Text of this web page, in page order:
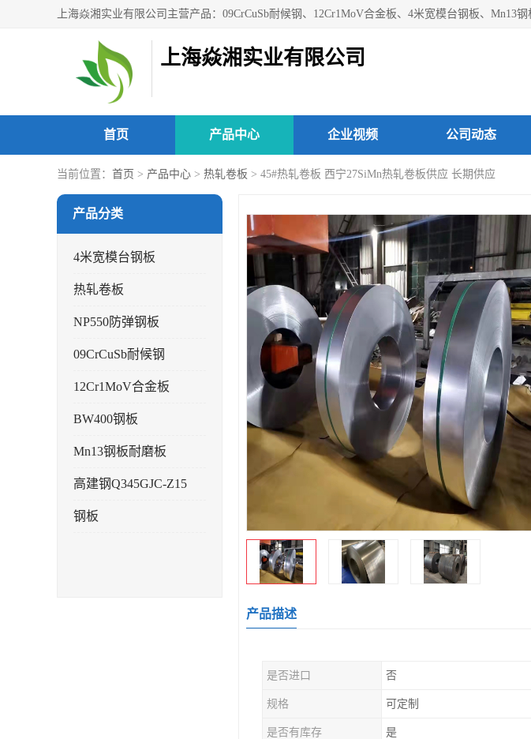
上海焱湘实业有限公司
首页 产品中心 企业视频 公司动态
当前位置： 首页 > 产品中心 > 热轧卷板 > 45#热轧卷板 西宁27SiMn热轧卷板供应 长期供应
产品分类
4米宽模台钢板
热轧卷板
NP550防弹钢板
09CrCuSb耐候钢
12Cr1MoV合金板
BW400钢板
Mn13钢板耐磨板
高建钢Q345GJC-Z15
钢板
产品描述
是否进口 否
规格 可定制
是否有库存 是